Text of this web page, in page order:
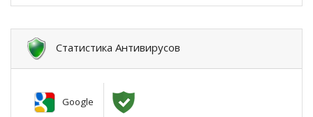
Статистика Антивирусов
Google